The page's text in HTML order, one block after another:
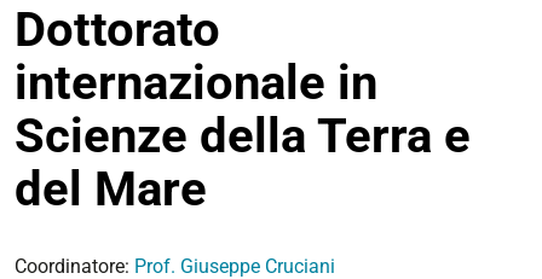
Dottorato
internazionale in
Scienze della Terra e
del Mare
Coordinatore: Prof. Giuseppe Cruciani